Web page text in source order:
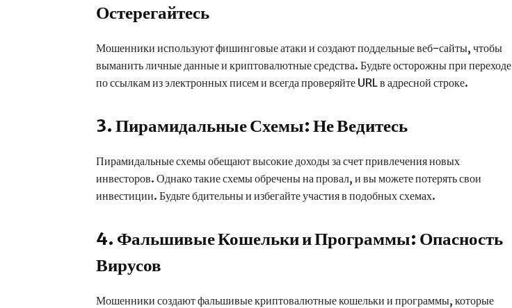
Остерегайтесь
Мошенники используют фишинговые атаки и создают поддельные веб-сайты, чтобы
выманить личные данные и криптовалютные средства. Будьте осторожны при переходе
по ссылкам из электронных писем и всегда проверяйте URL в адресной строке.
3. Пирамидальные Схемы: Не Ведитесь
Пирамидальные схемы обещают высокие доходы за счет привлечения новых
инвесторов. Однако такие схемы обречены на провал, и вы можете потерять свои
инвестиции. Будьте бдительны и избегайте участия в подобных схемах.
4. Фальшивые Кошельки и Программы: Опасность
Вирусов
Мошенники создают фальшивые криптовалютные кошельки и программы, которые